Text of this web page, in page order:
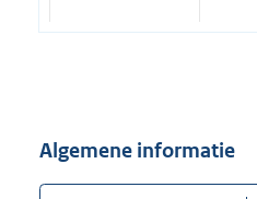
Algemene informatie